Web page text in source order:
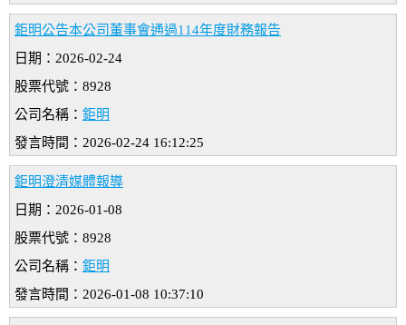
鉅明公告本公司董事會通過114年度財務報告
日期：2026-02-24
股票代號：8928
公司名稱： 鉅明
發言時間：2026-02-24 16:12:25
鉅明澄清媒體報導
日期：2026-01-08
股票代號：8928
公司名稱： 鉅明
發言時間：2026-01-08 10:37:10